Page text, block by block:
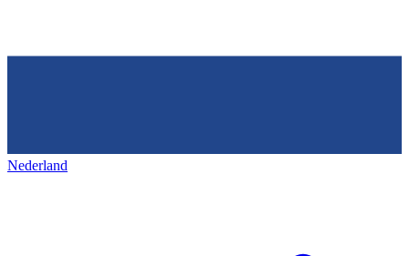
Nederland